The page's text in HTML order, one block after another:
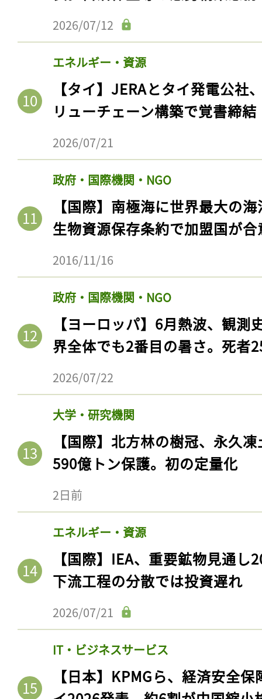
2026/07/12
エネルギー・資源
【タイ】JERAとタイ発電公社
リューチェーン構築で覚書締結
2026/07/21
政府・国際機関・NGO
【国際】南極海に世界最大の
生物資源保存条約で加盟国が合
2016/11/16
政府・国際機関・NGO
【ヨーロッパ】6月熱波、観
界全体でも2番目の暑さ。死者
2026/07/22
大学・研究機関
【国際】北方林の樹冠、永久
590億トン保護。初の定量化
2日前
エネルギー・資源
【国際】IEA、重要鉱物見通
下流工程の分散では投資遅れ
2026/07/21
IT・ビジネスサービス
【日本】KPMGら、経済安全